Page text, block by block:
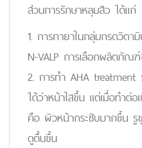
ส่วนการรักษาหลุมสิว ได้แก่
1. การทายาในกลุ่มกรดวิตา
N-VALP การเลือกผลิตภัณ
2. การทำ AHA treatment
ได้ว่าหน้าใสขึ้น แต่เมื่อทำต่อ
คือ ผิวหน้ากระชับมากขึ้น รู
ดูตื้นขึ้น